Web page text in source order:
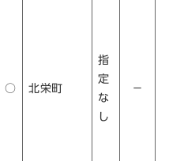
○ 北栄町
指
定
な
し
－